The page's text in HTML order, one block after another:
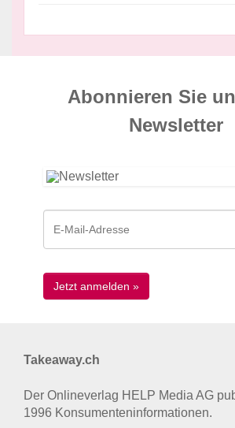
Abonnieren Sie
News­letter
Takeaway.ch
Der Onlineverlag HELP Media AG
1996 Konsumenten­informationen.